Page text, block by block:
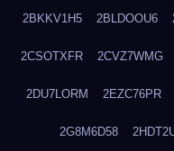
2BKKV1H5 2BLDOOU6
2CSOTXFR 2CVZ7WMG
2DU7LORM 2EZC76PR
2G8M6D58